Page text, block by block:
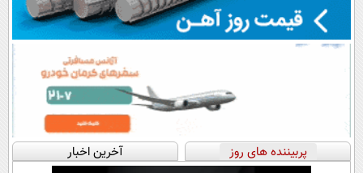
پربیننده های روز آخرین اخبار